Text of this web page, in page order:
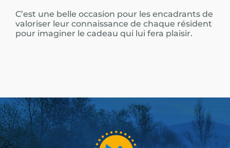
C’est une belle occasion pour les encadrants de
valoriser leur connaissance de chaque résident
pour imaginer le cadeau qui lui fera plaisir.​